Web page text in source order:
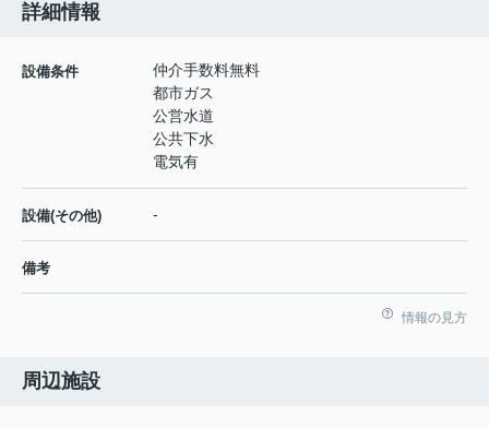
詳細情報
設備条件
仲介手数料無料
都市ガス
公営水道
公共下水
電気有
設備(その他) -
備考
情報の見方
周辺施設